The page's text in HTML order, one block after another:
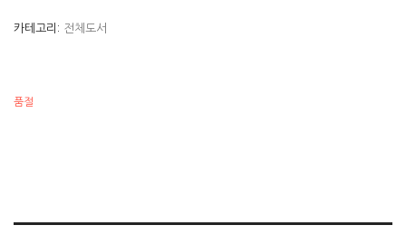
카테고리: 전체도서
품절